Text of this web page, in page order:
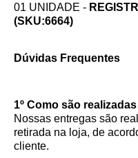
01 UNIDADE -
(SKU:6664)
Dúvidas Frequentes
1º Como são
Nossas entregas são
retirada na loja, de
cliente.